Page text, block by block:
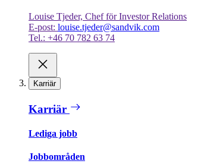
Louise Tjeder, Chef för Investor Relations
E-post: louise.tjeder@sandvik.com
Tel.: +46 70 782 63 74
Karriär
Karriär
Lediga jobb
Jobbområden